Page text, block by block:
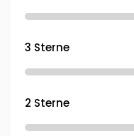
3 Sterne
2 Sterne